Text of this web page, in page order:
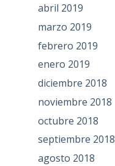
abril 2019
marzo 2019
febrero 2019
enero 2019
diciembre 2018
noviembre 2018
octubre 2018
septiembre 2018
agosto 2018